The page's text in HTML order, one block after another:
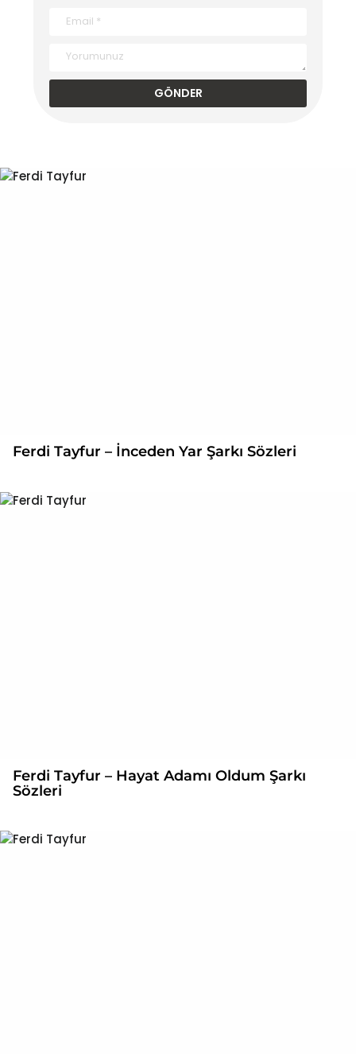
Ferdi Tayfur – İnceden Yar Şarkı Sözleri
Ferdi Tayfur – Hayat Adamı Oldum Şarkı
Sözleri